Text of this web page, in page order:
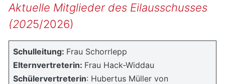
Aktuelle Mitglieder des Eilausschusses
(2025/2026)
Schulleitung: Frau Schorrlepp
Elternvertreterin: Frau Hack-Widdau
Schülervertreterin: Hubertus Müller von